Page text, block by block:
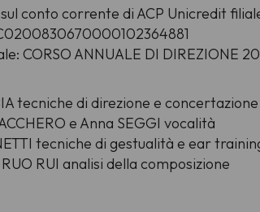
conto corrente di ACP Unicredit
CORSO ANNUALE DI DIREZIONE
tecniche di direzione e concertazione
e Anna SEGGI vocalità
tecniche di gestualità e ear
RUI analisi della composizione